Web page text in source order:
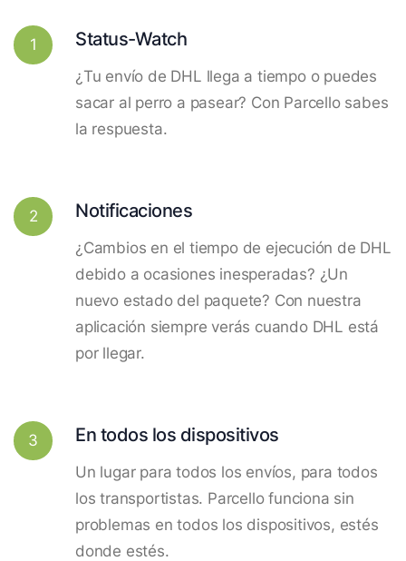
1 Status-Watch
¿Tu envío de DHL llega a tiempo o puedes
sacar al perro a pasear? Con Parcello sabes
la respuesta.
2 Notificaciones
¿Cambios en el tiempo de ejecución de DHL
debido a ocasiones inesperadas? ¿Un
nuevo estado del paquete? Con nuestra
aplicación siempre verás cuando DHL está
por llegar.
3 En todos los dispositivos
Un lugar para todos los envíos, para todos
los transportistas. Parcello funciona sin
problemas en todos los dispositivos, estés
donde estés.